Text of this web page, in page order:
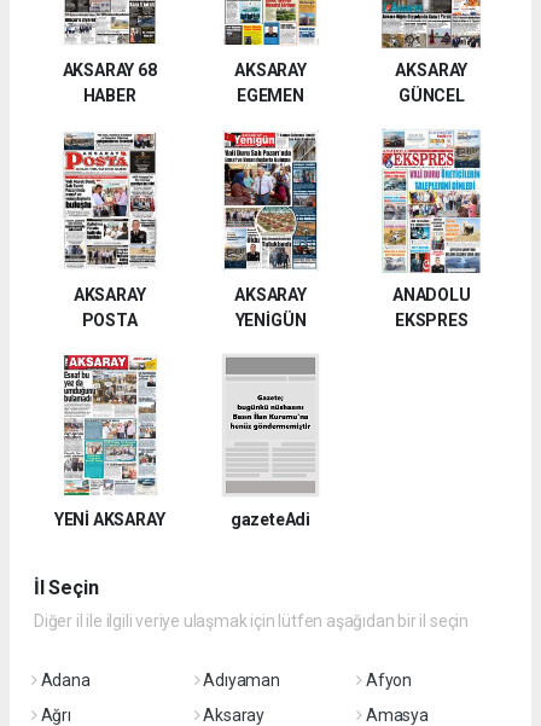
AKSARAY 68
HABER
AKSARAY
EGEMEN
AKSARAY
GÜNCEL
AKSARAY
POSTA
AKSARAY
YENİGÜN
ANADOLU
EKSPRES
YENİ AKSARAY gazeteAdi
İl Seçin
Diğer il ile ilgili veriye ulaşmak için lütfen aşağıdan bir il seçin
Adana Adıyaman
Afyon
Ağrı
Aksaray
Amasya